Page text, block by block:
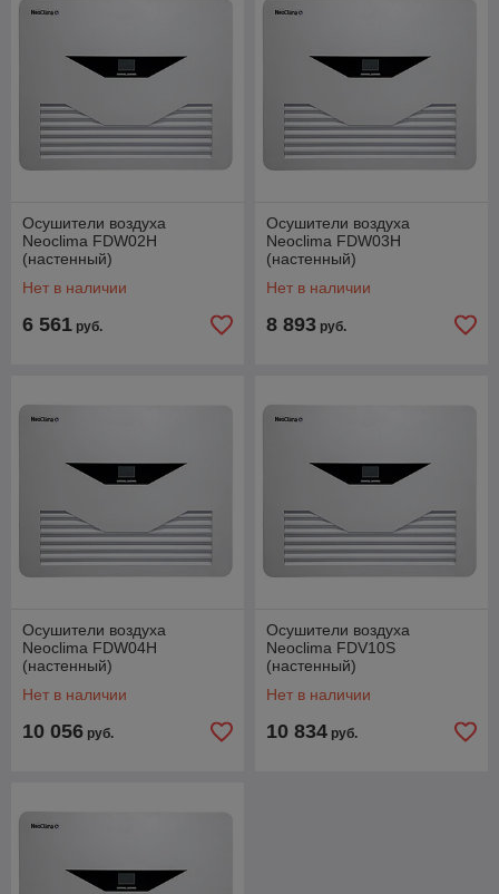
Осушители воздуха
Neoclima FDW02H
(настенный)
Нет в наличии
6 561 руб.
Осушители воздуха
Neoclima FDW03H
(настенный)
Нет в наличии
8 893 руб.
Осушители воздуха
Neoclima FDW04H
(настенный)
Нет в наличии
10 056 руб.
Осушители воздуха
Neoclima FDV10S
(настенный)
Нет в наличии
10 834 руб.